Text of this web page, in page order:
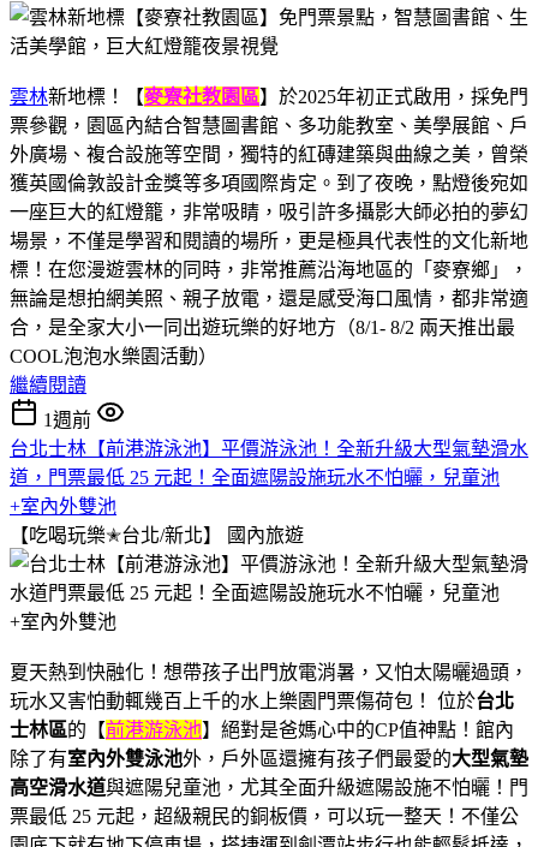
雲林新地標！【麥寮社教園區】於2025年初正式啟用，採免門
票參觀，園區內結合智慧圖書館、多功能教室、美學展館、戶
外廣場、複合設施等空間，獨特的紅磚建築與曲線之美，曾榮
獲英國倫敦設計金獎等多項國際肯定。到了夜晚，點燈後宛如
一座巨大的紅燈籠，非常吸睛，吸引許多攝影大師必拍的夢幻
場景，不僅是學習和閱讀的場所，更是極具代表性的文化新地
標！在您漫遊雲林的同時，非常推薦沿海地區的「麥寮鄉」，
無論是想拍網美照、親子放電，還是感受海口風情，都非常適
合，是全家大小一同出遊玩樂的好地方（8/1- 8/2 兩天推出最
COOL泡泡水樂園活動）
繼續閱讀
1週前
台北士林【前港游泳池】平價游泳池！全新升級大型氣墊滑水
道，門票最低 25 元起！全面遮陽設施玩水不怕曬，兒童池
+室內外雙池
【吃喝玩樂✭台北/新北】
國內旅遊
夏天熱到快融化！想帶孩子出門放電消暑，又怕太陽曬過頭，
玩水又害怕動輒幾百上千的水上樂園門票傷荷包！ 位於台北
士林區的【前港游泳池】絕對是爸媽心中的CP值神點！館內
除了有室內外雙泳池外，戶外區還擁有孩子們最愛的大型氣墊
高空滑水道與遮陽兒童池，尤其全面升級遮陽設施不怕曬！門
票最低 25 元起，超級親民的銅板價，可以玩一整天！不僅公